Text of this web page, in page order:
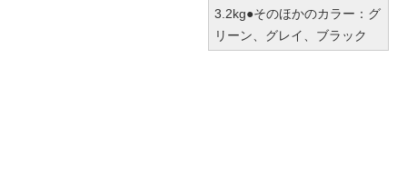
3.2kg●そのほかのカラー：グ
リーン、グレイ、ブラック